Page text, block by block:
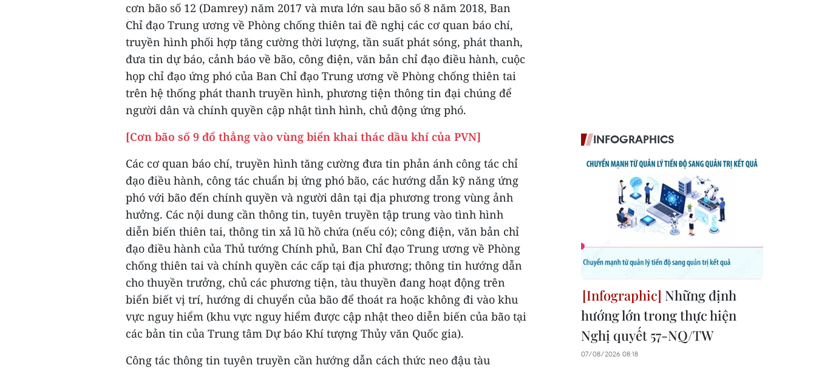
cơn bão số 12 (Damrey) năm 2017 và mưa lớn sau bão số 8 năm 2018, Ban
Chỉ đạo Trung ương về Phòng chống thiên tai đề nghị các cơ quan báo chí,
truyền hình phối hợp tăng cường thời lượng, tần suất phát sóng, phát thanh,
đưa tin dự báo, cảnh báo về bão, công điện, văn bản chỉ đạo điều hành, cuộc
họp chỉ đạo ứng phó của Ban Chỉ đạo Trung ương về Phòng chống thiên tai
trên hệ thống phát thanh truyền hình, phương tiện thông tin đại chúng để
người dân và chính quyền cập nhật tình hình, chủ động ứng phó.
[Cơn bão số 9 đổ thẳng vào vùng biển khai thác dầu khí của PVN]
Các cơ quan báo chí, truyền hình tăng cường đưa tin phản ánh công tác chỉ
đạo điều hành, công tác chuẩn bị ứng phó bão, các hướng dẫn kỹ năng ứng
phó với bão đến chính quyền và người dân tại địa phương trong vùng ảnh
hưởng. Các nội dung cần thông tin, tuyên truyền tập trung vào tình hình
diễn biến thiên tai, thông tin xả lũ hồ chứa (nếu có); công điện, văn bản chỉ
đạo điều hành của Thủ tướng Chính phủ, Ban Chỉ đạo Trung ương về Phòng
chống thiên tai và chính quyền các cấp tại địa phương; thông tin hướng dẫn
cho thuyền trưởng, chủ các phương tiện, tàu thuyền đang hoạt động trên
biển biết vị trí, hướng di chuyển của bão để thoát ra hoặc không đi vào khu
vực nguy hiểm (khu vực nguy hiểm được cập nhật theo diễn biến của bão tại
các bản tin của Trung tâm Dự báo Khí tượng Thủy văn Quốc gia).
Công tác thông tin tuyên truyền cần hướng dẫn cách thức neo đậu tàu
INFOGRAPHICS
Những định
hướng lớn trong thực hiện
Nghị quyết 57-NQ/TW
07/08/2026 08:18